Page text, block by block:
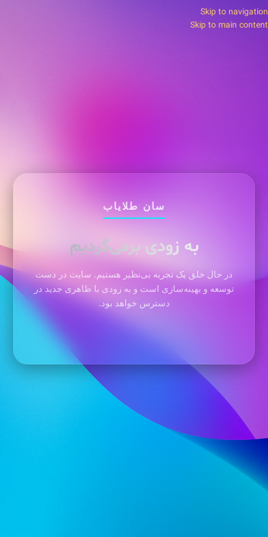
Skip to navigation
Skip to main content
سان طلایاب
به زودی برمی‌گردیم
در حال خلق یک تجربه بی‌نظیر هستیم. سایت در دست
توسعه و بهینه‌سازی است و به زودی با ظاهری جدید در
دسترس خواهد بود.